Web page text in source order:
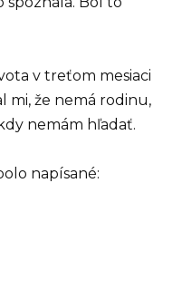
v treťom mesiaci
mi, že nemá rodinu,
nemám hľadať.
napísané: